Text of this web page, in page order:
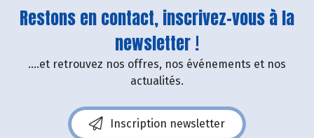
Restons en contact, inscrivez-vous à la
newsletter !
....et retrouvez nos offres, nos événements et nos
actualités.
Inscription newsletter